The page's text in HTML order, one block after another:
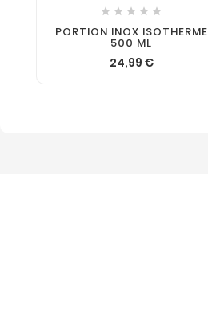
    
PORTION INOX ISOTHERME
500 ML
24,99 €